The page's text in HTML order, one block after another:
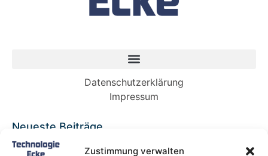
Zustimmung verwalten
Datenschutzerklärung
Impressum
Neueste Beiträge
Babybett 90×200: Die perfekte Lösung für